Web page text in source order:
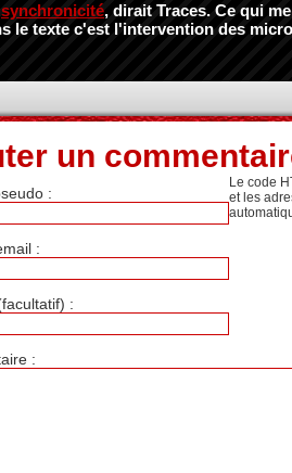
synchronicité, dirait Traces. Ce qui
le texte c'est l'intervention des
un
:
:
web (facultatif) :
:
Le code
et les